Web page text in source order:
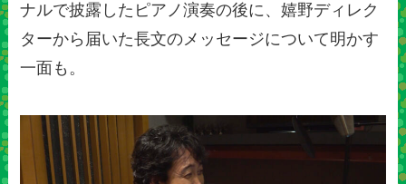
ナルで披露したピアノ演奏の後に、嬉野ディレク
ターから届いた長文のメッセージについて明かす
一面も。